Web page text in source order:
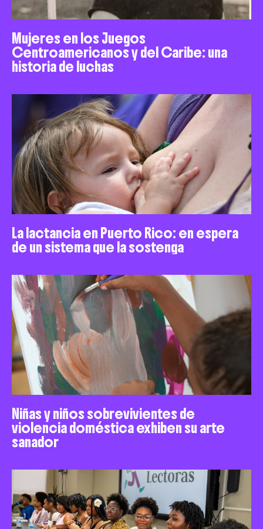
Mujeres en los Juegos
Centroamericanos y del Caribe: una
historia de luchas
La lactancia en Puerto Rico: en espera
de un sistema que la sostenga
Niñas y niños sobrevivientes de
violencia doméstica exhiben su arte
sanador